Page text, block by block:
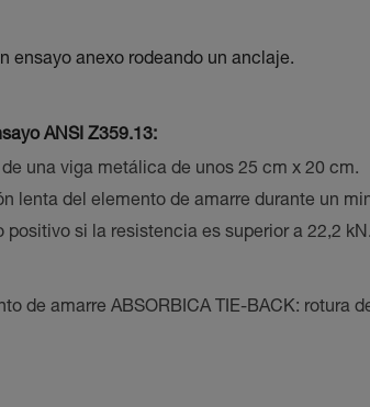
ensayo anexo rodeando un anclaje.
ANSI Z359.13:
de una viga metálica de unos 25 cm x 20 cm.
lenta del elemento de amarre durante un
positivo si la resistencia es superior a 22,2 kN.
de amarre ABSORBICA TIE-BACK: rotura